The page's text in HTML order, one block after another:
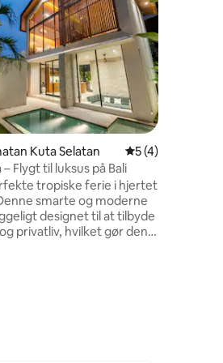
bedømmelse, 121 omtaler
Kuta Selatan 5 ud af 5 i
5 (4)
Flygt til luksus på Bali
tropiske ferie i hjertet
smarte og moderne
designet til at tilbyde
privatliv, hvilket gør den
dine dage på at
hvide